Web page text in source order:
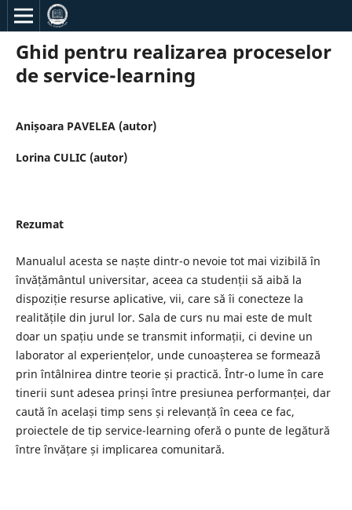
Ghid pentru realizarea proceselor
de service-learning
Anișoara PAVELEA (autor)
Lorina CULIC (autor)
Rezumat
Manualul acesta se naște dintr-o nevoie tot mai vizibilă în
învățământul universitar, aceea ca studenții să aibă la
dispoziție resurse aplicative, vii, care să îi conecteze la
realitățile din jurul lor. Sala de curs nu mai este de mult
doar un spațiu unde se transmit informații, ci devine un
laborator al experiențelor, unde cunoașterea se formează
prin întâlnirea dintre teorie și practică. Într-o lume în care
tinerii sunt adesea prinși între presiunea performanței, dar
caută în același timp sens și relevanță în ceea ce fac,
proiectele de tip service-learning oferă o punte de legătură
între învățare și implicarea comunitară.